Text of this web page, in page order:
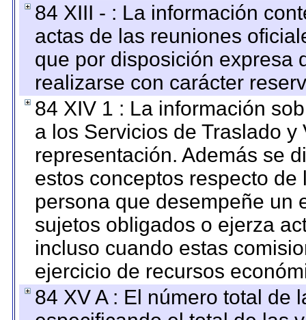
84 XIII - : La información
actas de las reuniones
que por disposición expresa
realizarse con carácter
84 XIV 1 : La información
a los Servicios de Traslado
representación. Además se
estos conceptos respecto
persona que desempeñe un
sujetos obligados o ejerza
incluso cuando estas
ejercicio de recursos
84 XV A : El número total de